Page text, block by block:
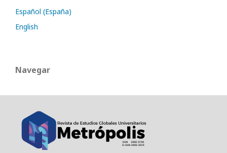
Español (España)
English
Navegar